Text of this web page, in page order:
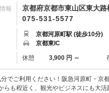
報
京都府京都市東山区東大
075-531-5577
京都河原町駅 (徒歩10分)
京都東IC
休憩 3,900 円 ～
でご利用ください！阪急河原町・京
も程近く、観光やビジネスにも大